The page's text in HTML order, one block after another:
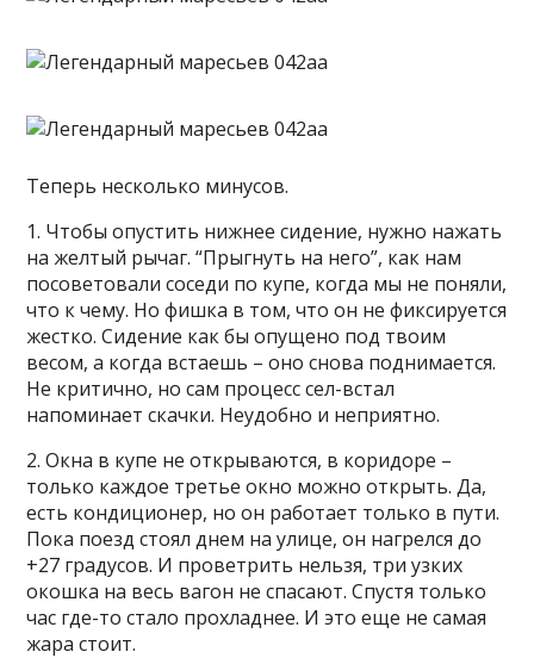
Теперь несколько минусов.
1. Чтобы опустить нижнее сидение, нужно нажать
на желтый рычаг. “Прыгнуть на него”, как нам
посоветовали соседи по купе, когда мы не поняли,
что к чему. Но фишка в том, что он не фиксируется
жестко. Сидение как бы опущено под твоим
весом, а когда встаешь – оно снова поднимается.
Не критично, но сам процесс сел-встал
напоминает скачки. Неудобно и неприятно.
2. Окна в купе не открываются, в коридоре –
только каждое третье окно можно открыть. Да,
есть кондиционер, но он работает только в пути.
Пока поезд стоял днем на улице, он нагрелся до
+27 градусов. И проветрить нельзя, три узких
окошка на весь вагон не спасают. Спустя только
час где-то стало прохладнее. И это еще не самая
жара стоит.